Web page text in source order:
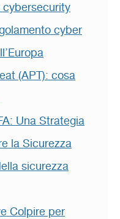
cybersecurity
cyber
(APT): cosa
Una Strategia
la Sicurezza
sicurezza
Colpire per